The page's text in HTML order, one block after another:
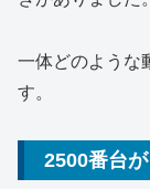
一体どのような
す。
2500番台